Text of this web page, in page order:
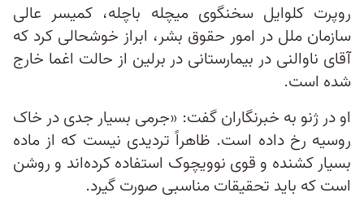
روپرت کلوایل سخنگوی میچله باچله، کمیسر عالی
سازمان ملل در امور حقوق بشر، ابراز خوشحالی کرد که
آقای ناوالنی در بیمارستانی در برلین از حالت اغما خارج
شده است.
او در ژنو به خبرنگاران گفت: «جرمی بسیار جدی در خاک
روسیه رخ داده است. ظاهراً تردیدی نیست که از ماده
بسیار کشنده و قوی نوویچوک استفاده کرده‌اند و روشن
است که باید تحقیقات مناسبی صورت گیرد.